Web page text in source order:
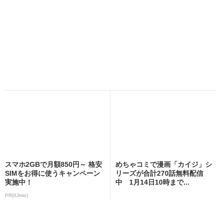
スマホ2GBで月額850円～ 格安
SIMをお得に使うキャンペーン
実施中！
PR(IIJmio)
めちゃコミで漫画「カイジ」シ
リーズが合計270話無料配信
中 1月14日10時まで...